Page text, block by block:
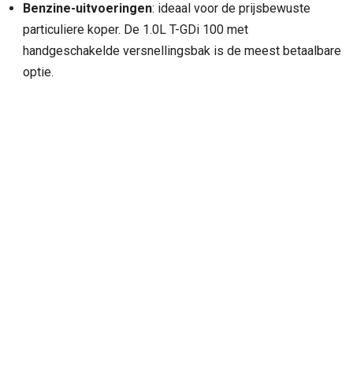
Benzine-uitvoeringen: ideaal voor de prijsbewuste
particuliere koper. De 1.0L T-GDi 100 met
handgeschakelde versnellingsbak is de meest betaalbare
optie.